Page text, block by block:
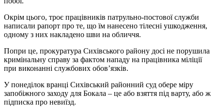
Окрім цього, троє працівників патрульно-постової служби
написали рапорт про те, що їм нанесено тілесні ушкодження,
одному з них накладено шви на обличчя.
Попри це, прокуратура Сихівського району досі не порушила
кримінальну справу за фактом нападу на працівника міліції
при виконанні службових обов’язків.
У понеділок вранці Сихівський районний суд обере міру
запобіжного заходу для Бокала – це або взяття під варту, або ж
підписка про невиїзд.